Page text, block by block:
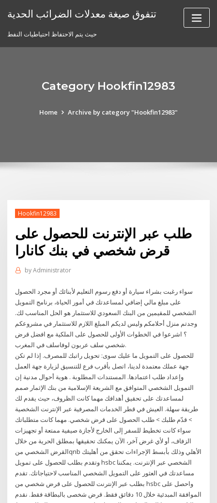
تتفوق صيغة معدلات الضرائب الحدية
حيث يتم الاحتفاظ احتياطيات النفط
Category Hookfin12983
Home Archive by category "Hookfin12983"
Hookfin12983
طلب عبر الإنترنت للحصول على
قرض شخصي في بنك كانارا
byAdministrator
سواء رغبت بشراء سيارة أو دفع رسوم التعليم لأبنائك أو مجرد الحصول
على مبلغ مالي إضافي لمساعدتك في أمور الحياة، برنامج التمويل
الشخصي للمقيمين من البنك السعودي للاستثمار هو الحل المناسب لك.
وجدتم منزل أحلامكم وليس لديكم المبلغ اللازم للاستثمار في مشروعكم
؟ اشرعوا في الخطوات الأولى للحصول على الملكية مع افضل قرض
شخصي سلف عربون لوفاسلف في المغرب.
للحصول على التمويل ما عليك سوى: تحويل راتبك للمصرف. إذا لم تكن
جهة عملك معتمدة لدينا، اتصل بأقرب فرع للتنسيق لزيارة جهة العمل
وإعداد طلب اعتمادها. المستندات المطلوبة . هوية أحوال مدنية إن
التمويل الشخصي المتوافق مع الشريعة الإسلامية من بنك الإثمار صمم
لمساعدتك على تحقيق أهدافك مهما كانت الظروف، حيث يقدم لك
طريقة سهلة. العيش في قطر الخدمات المصرفية عبر الإنترنت الشخصية
> قدّم طلبك > طلب الحصول على قرض شخصي. مهما ﻛﺎنت متطلباتك
سواء ﻛﺎنت تخطيط للسفر إلى الخارج لأجازة صيفية ممتعة أو تجهيزات
الزفاف، أو لأي غرض آخر، الآن يمكنك تحقيقها بمطلق الحرية من خلال
القرض الشخصي منqnb الأهلي وذلك بأبسط الإجراءات تحقق من أهليتك
وتقدم بطلب للحصول على تمويل hsbc الشخصي عبر الإنترنت. يمكننا
مساعدتك في العثور على التمويل الشخصي المناسب لاحتياجاتك. تقدم
بطلب عبر الإنترنت للحصول على قرض شخصي من hsbc واحصل على
الموافقة المبدئية خلال 10 دقائق فقط. قرض شخصى بالبطاقة فقط. نقدم